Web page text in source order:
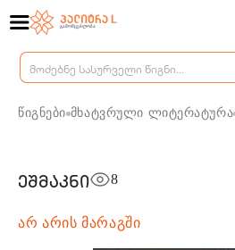
წიგნები მხატვრული ლიტერატურა
ეშმაკნი 8
არ არის მარაგში